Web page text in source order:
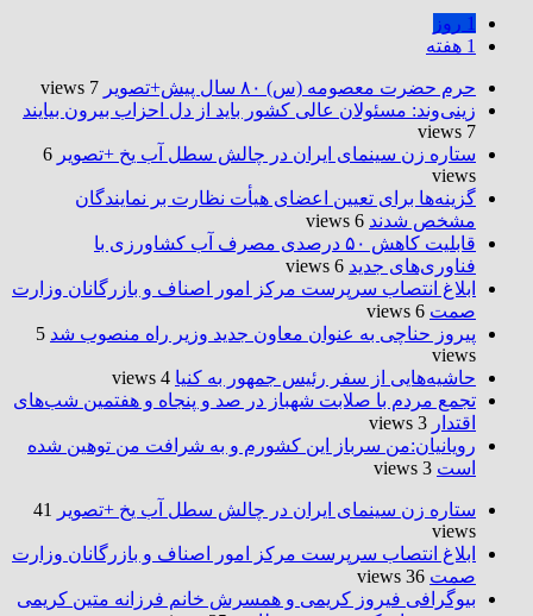
1 روز
1 هفته
حرم حضرت‌ معصومه (س) ۸۰ سال پیش+تصویر
7 views
زینی‌وند: مسئولان عالی کشور باید از دل احزاب بیرون بیایند
7 views
ستاره زن سینمای ایران در چالش سطل آب یخ +تصویر 6
views
گزینه‌ها برای تعیین اعضای هیأت نظارت بر نمایندگان
مشخص شدند 6 views
قابلیت کاهش ۵۰ درصدی مصرف آب کشاورزی با
فناوری‌های جدید 6 views
ابلاغ انتصاب سرپرست مرکز امور اصناف و بازرگانان وزارت
صمت 6 views
پیروز حناچی به عنوان معاون جدید وزیر راه منصوب شد 5
views
حاشیه‌هایی از سفر رئیس جمهور به کنیا 4 views
تجمع مردم با صلابت شهباز در صد و پنجاه و هفتمین شب‌های
اقتدار 3 views
رویانیان:من سرباز این کشورم و به شرافت من توهین شده
است 3 views
ستاره زن سینمای ایران در چالش سطل آب یخ +تصویر
41
views
ابلاغ انتصاب سرپرست مرکز امور اصناف و بازرگانان وزارت
صمت 36 views
بیوگرافی فیروز کریمی و همسرش خانم فرزانه متین کریمی